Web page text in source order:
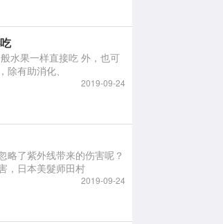
有助消化、
2019-09-24
略了紫外线带来的伤害呢？
，日本美髮师田村
2019-09-24